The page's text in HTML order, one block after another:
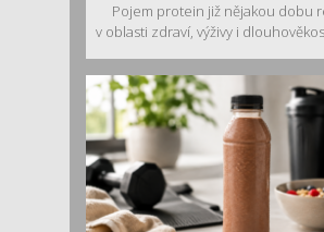
Pojem protein již nějakou dobu
v oblasti zdraví, výživy i